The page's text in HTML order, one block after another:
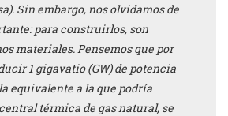
Sin embargo, nos olvidamos de
para construirlos, son
materiales. Pensemos que por
1 gigavatio (GW) de potencia
equivalente a la que podría
térmica de gas natural, se